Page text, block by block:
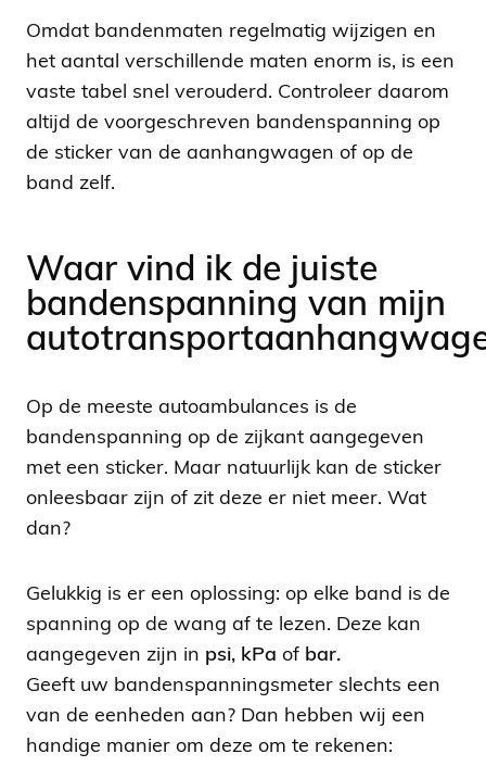
Omdat bandenmaten regelmatig wijzigen en
het aantal verschillende maten enorm is, is een
vaste tabel snel verouderd. Controleer daarom
altijd de voorgeschreven bandenspanning op
de sticker van de aanhangwagen of op de
band zelf.
Waar vind ik de juiste
bandenspanning van mijn
Op de meeste autoambulances is de
bandenspanning op de zijkant aangegeven
met een sticker. Maar natuurlijk kan de sticker
onleesbaar zijn of zit deze er niet meer. Wat
dan?
Gelukkig is er een oplossing: op elke band is de
spanning op de wang af te lezen. Deze kan
aangegeven zijn in psi, kPa of bar.
Geeft uw bandenspanningsmeter slechts een
van de eenheden aan? Dan hebben wij een
handige manier om deze om te rekenen: